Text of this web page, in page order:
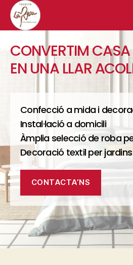
La
Rosa
CONVERTIM CASA
EN UNA LLAR
Confecció a mida i
Instal·lació a domicili
Àmplia selecció de roba
Decoració textil per
CONTACTA’NS